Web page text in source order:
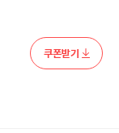
쿠폰받기